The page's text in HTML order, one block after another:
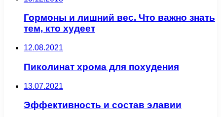
Гормоны и лишний вес. Что важно знать
тем, кто худеет
12.08.2021
Пиколинат хрома для похудения
13.07.2021
Эффективность и состав элавии